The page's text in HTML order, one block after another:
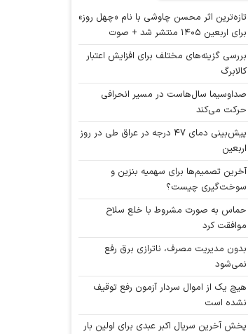
تازه‌ترین اثر محسن چاوشی با نام «چهل روز»
برای اربعین ۱۴۰۵ منتشر شد + صوت
بررسی گزینه‌های مختلف برای افزایش اعتبار
کالابرگ
صداوسیما سال‌هاست در مسیر انحرافی
حرکت می‌کند
پیش‌بینی دمای ۴۷ درجه در عراق طی در روز
اربعین
آخرین تصمیم‌ها برای سهمیه بنزین و
سوخت‌گیری چیست؟
حماس به صورت مشروط با خلع سلاح
موافقت کرد
بدون مدیریت مصرف، ناترازی برق رفع
نمی‌شود
هیچ یک از اموال سردار آزمون رفع توقیف
نشده است
پخش آخرین سریال اکبر عبدی برای اولین بار